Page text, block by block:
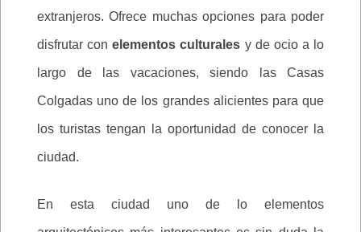
extranjeros. Ofrece muchas opciones para poder
disfrutar conelementos culturales y de ocio a lo
largo de las vacaciones, siendo las Casas
Colgadas uno de los grandes alicientes para que
los turistas tengan la oportunidad de conocer la
ciudad.
En esta ciudad uno de lo elementos